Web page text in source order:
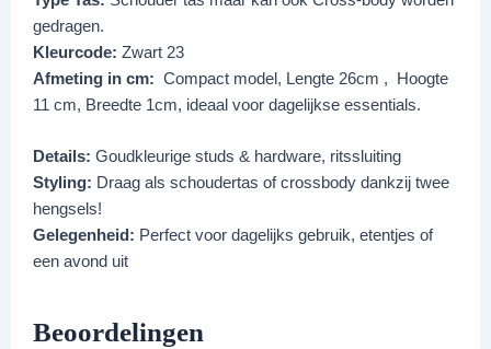
gedragen.
Kleurcode: Zwart 23
Afmeting in cm: Compact model, Lengte 26cm , Hoogte
11 cm, Breedte 1cm, ideaal voor dagelijkse essentials.
Details: Goudkleurige studs & hardware, ritssluiting
Styling: Draag als schoudertas of crossbody dankzij twee
hengsels!
Gelegenheid: Perfect voor dagelijks gebruik, etentjes of
een avond uit
Beoordelingen